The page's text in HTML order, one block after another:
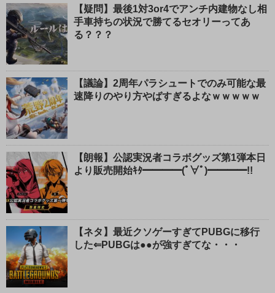
【疑問】最後1対3or4でアンチ内建物なし相
手車持ちの状況で勝てるセオリーってあ
る？？？
【議論】2周年パラシュートでのみ可能な最
速降りのやり方やばすぎるよなｗｗｗｗｗ
【朗報】公認実況者コラボグッズ第1弾本日
より販売開始ｷﾀ━━━━(ﾟ∀ﾟ)━━━━!!
【ネタ】最近クソゲーすぎてPUBGに移行
した⇐PUBGは●●が強すぎてな・・・